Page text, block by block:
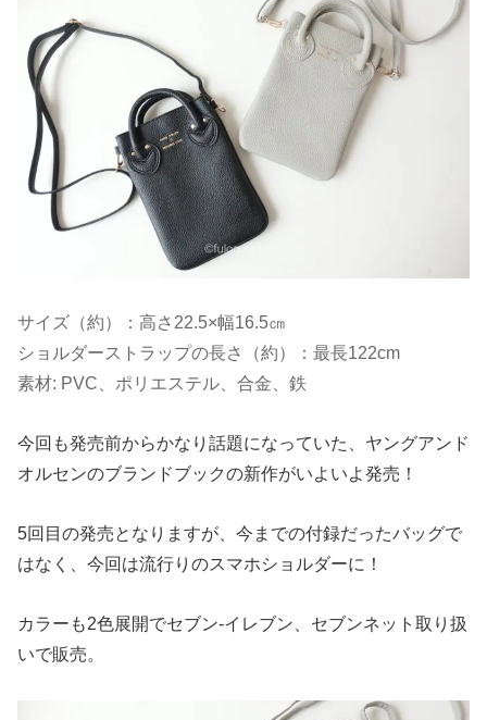
サイズ（約）：高さ 22.5×幅16.5㎝
ショルダーストラップの長さ（約）：最長122cm
素材: PVC 、ポリエステル、合金、鉄
今回も発売前からかなり話題になっていた、ヤングアンド
オルセンのブランドブックの新作がいよいよ発売！
5回目の発売となりますが、今までの付録だったバッグで
はなく、今回は流行りのスマホショルダーに！
カラーも2色展開でセブン-イレブン、セブンネット取り扱
いで販売。